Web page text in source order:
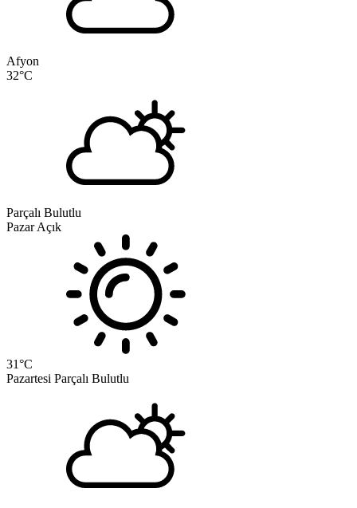
Afyon
32°C
Parçalı Bulutlu
Pazar Açık
31°C
Pazartesi Parçalı Bulutlu